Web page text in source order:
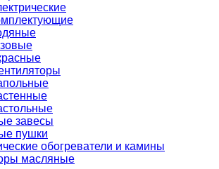
завесы
пушки
обогреватели и камины
масляные